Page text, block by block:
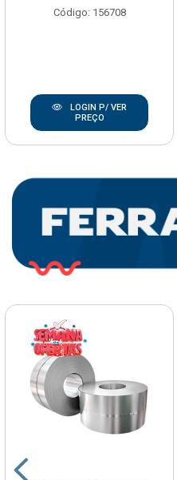
Código: 156708
LOGIN P/ VER
PREÇO